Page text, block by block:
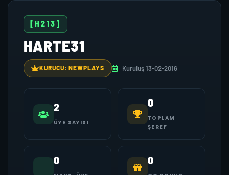
[H213]
HARTE31
KURUCU: NEWPLAYS Kuruluş 13-02-2016
2
ÜYE SAYISI
0
TOPLAM
ŞEREF
0 0